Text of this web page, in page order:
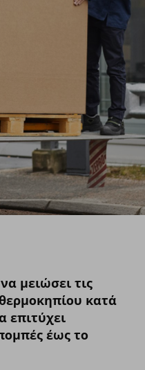
μειώσει τις
κατά
επιτύχει
έως το